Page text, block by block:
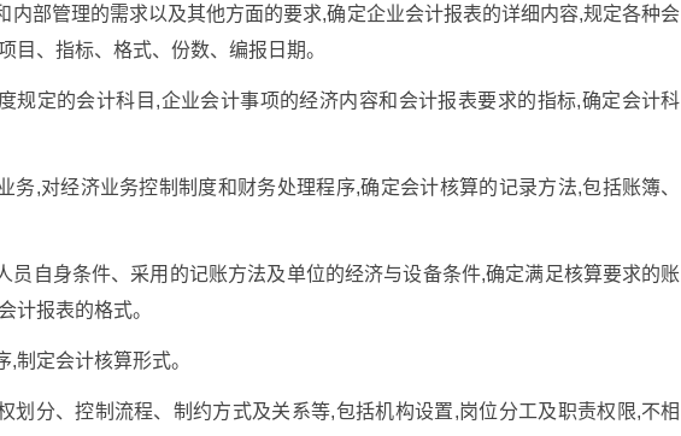
内部管理的需求以及其他方面的要求,确定企业会计报表的详细内容,规定各种会
目、指标、格式、份数、编报日期。
规定的会计科目,企业会计事项的经济内容和会计报表要求的指标,确定会计科
务,对经济业务控制制度和财务处理程序,确定会计核算的记录方法,包括账簿、
员自身条件、采用的记账方法及单位的经济与设备条件,确定满足核算要求的账
计报表的格式。
制定会计核算形式。
划分、控制流程、制约方式及关系等,包括机构设置,岗位分工及职责权限,不相